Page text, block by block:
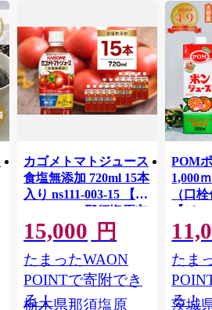
カゴメトマトジュース
食塩無添加 720ml 15本
入り ns111-003-15 【
KAGOME 那須塩原市
ギフト トマト 野菜 ジ
ュース 飲料 ドリンク
健康 GABA 血圧 コレ
ステロール】
15,000 円
たまったWAON
POINTで寄附でき
る！
栃木県那須塩原
POM
1,000
（口
【ジ
Ｍ 爽
ジ 果
ンス
ンド
庫 ド
たま
る！
茨城